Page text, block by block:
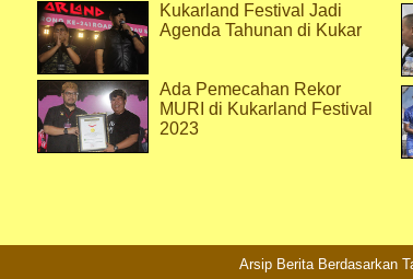
Kukarland Festival Jadi
Agenda Tahunan di Kukar
Ada Pemecahan Rekor
MURI di Kukarland Festival
2023
Arsip Berita Berdasarkan